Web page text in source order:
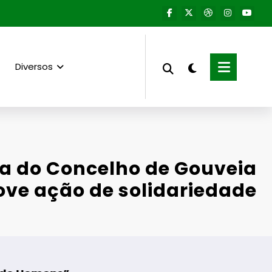
Diversos
do Concelho de Gouveia
ação de solidariedade